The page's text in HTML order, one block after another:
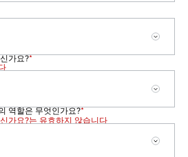
가요?*
가요?는 유효하지 않습니다
역할은 무엇인가요?*